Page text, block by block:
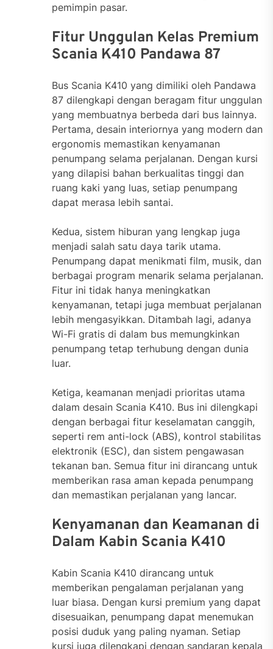
pemimpin pasar.
Fitur Unggulan Kelas Premium
Scania K410 Pandawa 87
Bus Scania K410 yang dimiliki oleh Pandawa
87 dilengkapi dengan beragam fitur unggulan
yang membuatnya berbeda dari bus lainnya.
Pertama, desain interiornya yang modern dan
ergonomis memastikan kenyamanan
penumpang selama perjalanan. Dengan kursi
yang dilapisi bahan berkualitas tinggi dan
ruang kaki yang luas, setiap penumpang
dapat merasa lebih santai.
Kedua, sistem hiburan yang lengkap juga
menjadi salah satu daya tarik utama.
Penumpang dapat menikmati film, musik, dan
berbagai program menarik selama perjalanan.
Fitur ini tidak hanya meningkatkan
kenyamanan, tetapi juga membuat perjalanan
lebih mengasyikkan. Ditambah lagi, adanya
Wi-Fi gratis di dalam bus memungkinkan
penumpang tetap terhubung dengan dunia
luar.
Ketiga, keamanan menjadi prioritas utama
dalam desain Scania K410. Bus ini dilengkapi
dengan berbagai fitur keselamatan canggih,
seperti rem anti-lock (ABS), kontrol stabilitas
elektronik (ESC), dan sistem pengawasan
tekanan ban. Semua fitur ini dirancang untuk
memberikan rasa aman kepada penumpang
dan memastikan perjalanan yang lancar.
Kenyamanan dan Keamanan di
Dalam Kabin Scania K410
Kabin Scania K410 dirancang untuk
memberikan pengalaman perjalanan yang
luar biasa. Dengan kursi premium yang dapat
disesuaikan, penumpang dapat menemukan
posisi duduk yang paling nyaman. Setiap
kursi juga dilengkapi dengan sandaran kepala